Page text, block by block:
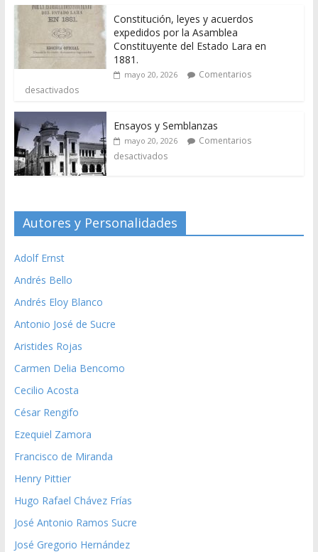
Constitución, leyes y acuerdos
expedidos por la Asamblea
Constituyente del Estado Lara en
1881.
mayo 20, 2026
Comentarios
desactivados
Ensayos y Semblanzas
mayo 20, 2026
Comentarios
desactivados
Autores y Personalidades
Adolf Ernst
Andrés Bello
Andrés Eloy Blanco
Antonio José de Sucre
Aristides Rojas
Carmen Delia Bencomo
Cecilio Acosta
César Rengifo
Ezequiel Zamora
Francisco de Miranda
Henry Pittier
Hugo Rafael Chávez Frías
José Antonio Ramos Sucre
José Gregorio Hernández